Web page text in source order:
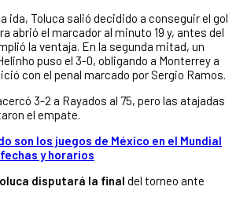
ida, Toluca salió decidido a conseguir el gol
abrió el marcador al minuto 19 y, antes del
la ventaja. En la segunda mitad, un
puso el 3-0, obligando a Monterrey a
con el penal marcado por Sergio Ramos.
3-2 a Rayados al 75, pero las atajadas
el empate.
son los juegos de México en el Mundial
y horarios
disputará la final del torneo ante